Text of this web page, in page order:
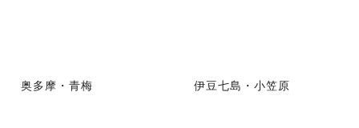
奥多摩・青梅 伊豆七島・小笠原